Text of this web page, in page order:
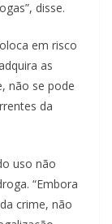
disse.
em risco
as
não se pode
da
uso não
“Embora
crime, não